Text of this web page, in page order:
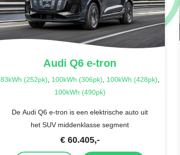
Audi Q6 e-tron
83kWh (252pk) 100kWh (306pk) 100kWh (428pk)
100kWh (490pk)
De Audi Q6 e-tron is een elektrische auto uit
het SUV middenklasse segment
€ 60.405,-